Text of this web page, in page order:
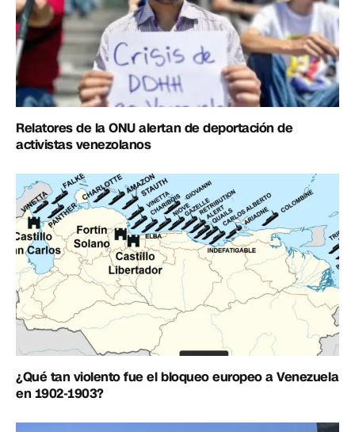
Relatores de la ONU alertan de deportación de
activistas venezolanos
¿Qué tan violento fue el bloqueo europeo a Venezuela
en 1902-1903?